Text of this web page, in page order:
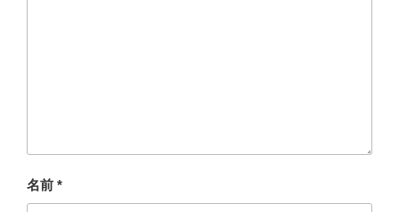
名前 *